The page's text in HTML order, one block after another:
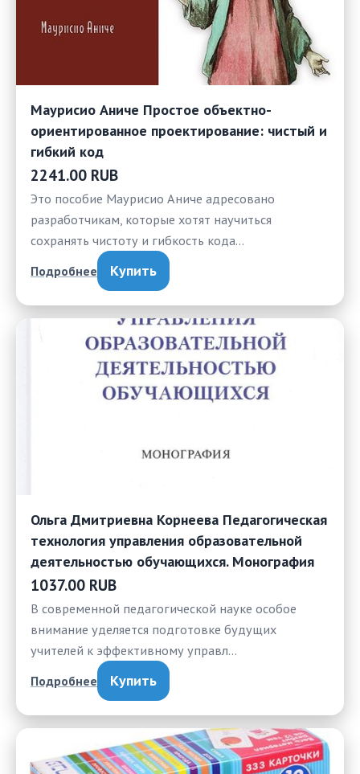
Маурисио Аниче Простое объектно-
ориентированное проектирование: чистый и
гибкий код
2241.00 RUB
Это пособие Маурисио Аниче адресовано
разработчикам, которые хотят научиться
сохранять чистоту и гибкость кода…
Подробнее Купить
Ольга Дмитриевна Корнеева Педагогическая
технология управления образовательной
деятельностью обучающихся. Монография
1037.00 RUB
В современной педагогической науке особое
внимание уделяется подготовке будущих
учителей к эффективному управл…
Подробнее Купить